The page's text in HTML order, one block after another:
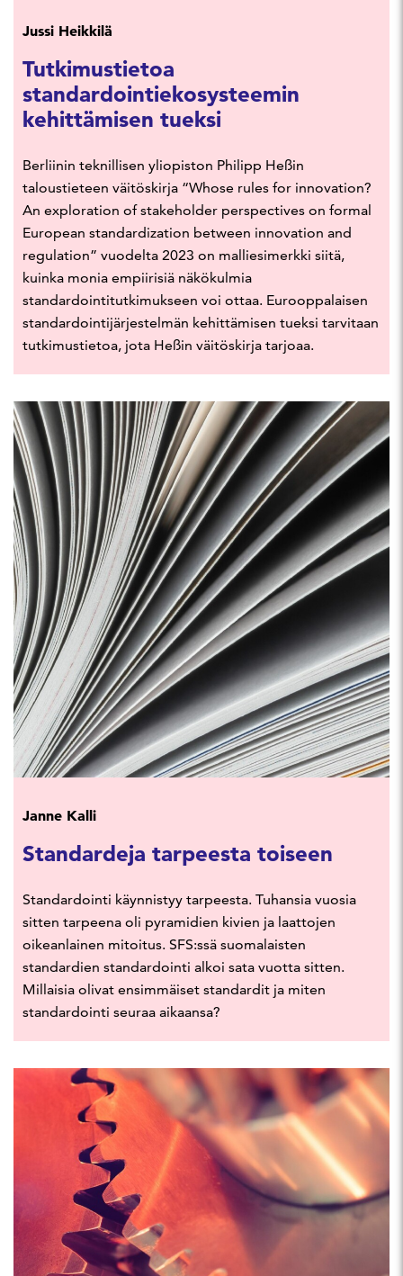
Jussi Heikkilä
Tutkimustietoa
standardointiekosysteemin
kehittämisen tueksi
Berliinin teknillisen yliopiston Philipp Heßin
taloustieteen väitöskirja “Whose rules for innovation?
An exploration of stakeholder perspectives on formal
European standardization between innovation and
regulation” vuodelta 2023 on malliesimerkki siitä,
kuinka monia empiirisiä näkökulmia
standardointitutkimukseen voi ottaa. Eurooppalaisen
standardointijärjestelmän kehittämisen tueksi tarvitaan
tutkimustietoa, jota Heßin väitöskirja tarjoaa.
Janne Kalli
Standardeja tarpeesta toiseen
Standardointi käynnistyy tarpeesta. Tuhansia vuosia
sitten tarpeena oli pyramidien kivien ja laattojen
oikeanlainen mitoitus. SFS:ssä suomalaisten
standardien standardointi alkoi sata vuotta sitten.
Millaisia olivat ensimmäiset standardit ja miten
standardointi seuraa aikaansa?